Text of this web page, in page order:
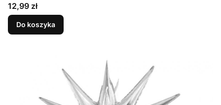
Cena
12,99 zł
Do koszyka